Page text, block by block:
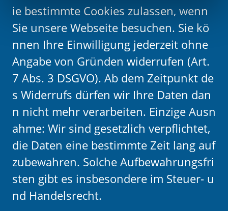
ie bestimmte Cookies zulassen, wenn
Sie unsere Webseite besuchen. Sie kö
nnen Ihre Einwilligung jederzeit ohne
Angabe von Gründen widerrufen (Art.
7 Abs. 3 DSGVO). Ab dem Zeitpunkt de
s Widerrufs dürfen wir Ihre Daten dan
n nicht mehr verarbeiten. Einzige Ausn
ahme: Wir sind gesetzlich verpflichtet,
die Daten eine bestimmte Zeit lang auf
zubewahren. Solche Aufbewahrungsfri
sten gibt es insbesondere im Steuer- u
nd Handelsrecht.